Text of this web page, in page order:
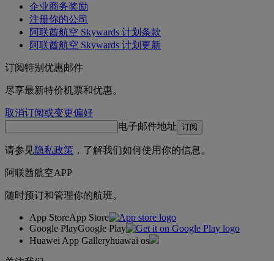
企业商务奖励
注册你的公司
阿联酋航空 Skywards 计划条款
阿联酋航空 Skywards 计划更新
订阅特别优惠邮件
尽享最新特价机票和优惠。
取消订阅或变更偏好
电子邮件地址 订阅
请参见隐私政策 ，了解我们如何使用你的信息。
阿联酋航空APP
随时预订和管理你的航班。
App StoreApp Store
Google PlayGoogle Play
Huawei App Galleryhuawai os